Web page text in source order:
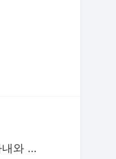
7월 방한 쏘니 절친 충격 사생활..아내와 별거 중 ‘성인 배우와 데이트’